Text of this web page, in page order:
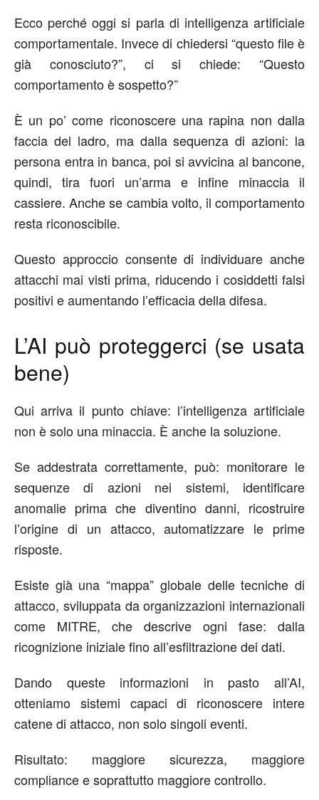
Ecco perché oggi si parla di intelligenza artificiale
comportamentale. Invece di chiedersi “questo file è
già conosciuto?”, ci si chiede:
“Questo
comportamento è sospetto?”
È un po’ come riconoscere una rapina non dalla
faccia del ladro, ma dalla sequenza di azioni: la
persona entra in banca, poi si avvicina al bancone,
quindi, tira fuori un’arma e infine minaccia il
cassiere.Anche se cambia volto, il comportamento
resta riconoscibile.
Questo approccio consente di individuare anche
attacchi mai visti prima, riducendo i cosiddetti falsi
positivi e aumentando l’efficacia della difesa.
L’AI può proteggerci (se usata
bene)
Qui arriva il punto chiave: l’intelligenza artificiale
non è solo una minaccia. È anche la soluzione.
Se addestrata correttamente, può: monitorare le
sequenze di azioni nei sistemi, identificare
anomalie prima che diventino danni, ricostruire
l’origine di un attacco,automatizzare le prime
risposte.
Esiste già una “mappa” globale delle tecniche di
attacco, sviluppata da organizzazioni internazionali
come MITRE, che descrive ogni fase: dalla
ricognizione iniziale fino all’esfiltrazione dei dati.
Dando queste informazioni in pasto all’AI,
otteniamo sistemi capaci di riconoscere intere
catene di attacco, non solo singoli eventi.
Risultato: maggiore sicurezza, maggiore
compliance e soprattutto maggiore controllo.